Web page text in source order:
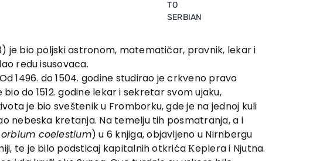
je bio poljski astronom, matematičar, pravnik, lekar i
redu isusovaca.
1496. do 1504. godine studirao je crkveno pravo
do 1512. godine lekar i sekretar svom ujaku,
je bio sveštenik u Fromborku, gde je na jednoj kuli
nebeska kretanja. Na temelju tih posmatranja, a i
coelestium) u 6 knjiga, objavljeno u Nirnbergu
te je bilo podsticaj kapitalnih otkrića Кeplera i Njutna.